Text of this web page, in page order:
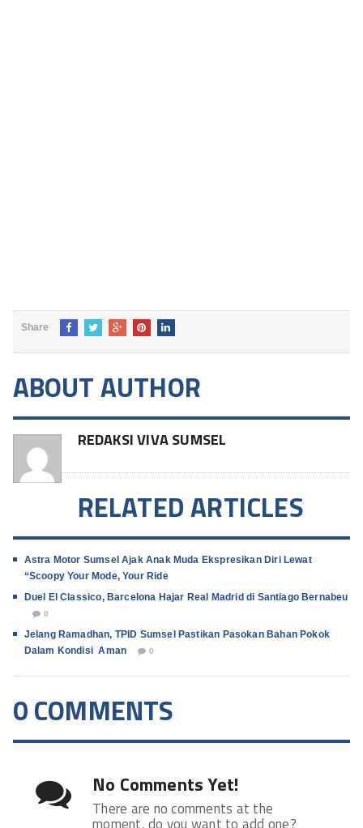
Share
ABOUT AUTHOR
REDAKSI VIVA SUMSEL
RELATED ARTICLES
Astra Motor Sumsel Ajak Anak Muda Ekspresikan Diri Lewat
“Scoopy Your Mode, Your Ride
Duel El Classico, Barcelona Hajar Real Madrid di Santiago Bernabeu
0
Jelang Ramadhan, TPID Sumsel Pastikan Pasokan Bahan Pokok
Dalam Kondisi Aman
0
0 COMMENTS
No Comments Yet!
There are no comments at the